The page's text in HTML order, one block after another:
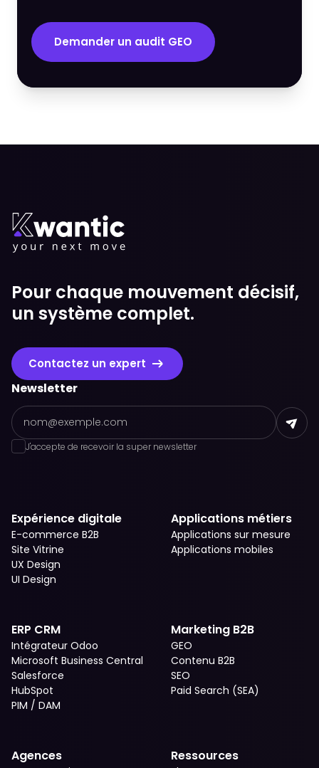
Demander un audit GEO
Pour chaque mouvement décisif,
un système complet.
Contactez un expert
Newsletter
J'accepte de recevoir la super newsletter
Expérience digitale
E-commerce B2B
Site Vitrine
UX Design
UI Design
Applications métiers
Applications sur mesure
Applications mobiles
ERP CRM
Intégrateur Odoo
Microsoft Business Central
Salesforce
HubSpot
PIM / DAM
Marketing B2B
GEO
Contenu B2B
SEO
Paid Search (SEA)
Agences Ressources